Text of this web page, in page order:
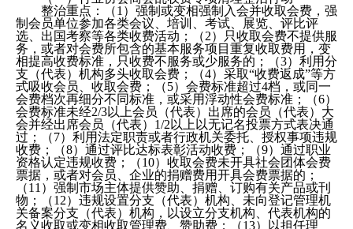
整治重点：（1）强制或变相强制入会并收取会费，强
制会员单位参加各类会议、培训、考试、展览、评比评
选、出国考察等各类收费活动；（2）只收取会费不提供服
务，或者对会费所包含的基本服务项目重复收取费用，变
相提高收费标准，只收费不服务或少服务的；（3）利用分
支（代表）机构多头收取会费；（4）采取“收费返成”等方
式吸收会员、收取会费；（5）会费标准超过4档，或同一
会费档次再细分不同标准，或采用浮动性会费标准；（6）
会费标准未经2/3以上会员（代表）出席的会员（代表）大
会并经出席会员（代表）1/2以上以无记名投票方式表决通
过；（7）利用法定职责或者行政机关委托、授权事项违规
收费；（8）通过评比达标表彰活动收费；（9）通过职业
资格认定违规收费；（10）收取会费未开具社会团体会费
票据，或者对会员、企业的捐赠费用开具会费票据的；
（11）强制市场主体提供赞助、捐赠、订购有关产品或刊
物；（12）违规设置分支（代表）机构、未向登记管理机
关备案分支（代表）机构，以设立分支机构、代表机构的
名义收取或变相收取管理费、赞助费；（13）以担任理